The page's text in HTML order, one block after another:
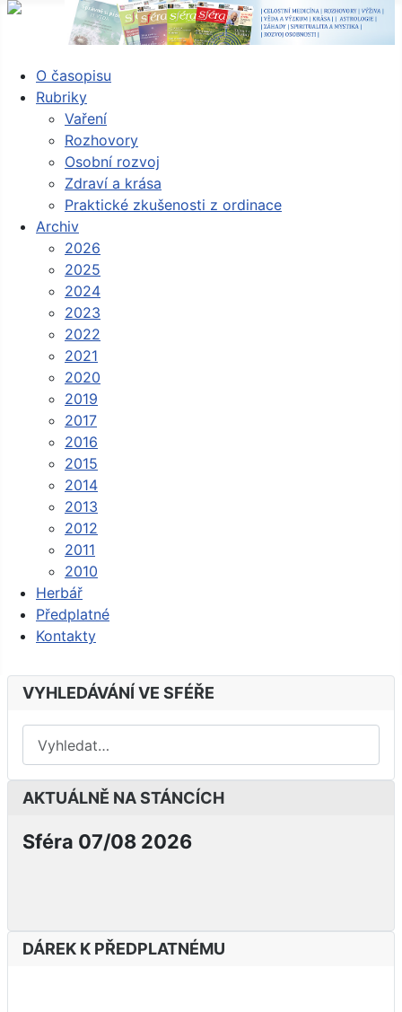
O časopisu
Rubriky
Vaření
Rozhovory
Osobní rozvoj
Zdraví a krása
Praktické zkušenosti z ordinace
Archiv
2026
2025
2024
2023
2022
2021
2020
2019
2017
2016
2015
2014
2013
2012
2011
2010
Herbář
Předplatné
Kontakty
VYHLEDÁVÁNÍ VE SFÉŘE
AKTUÁLNĚ NA STÁNCÍCH
Sféra 07/08 2026
DÁREK K PŘEDPLATNÉMU